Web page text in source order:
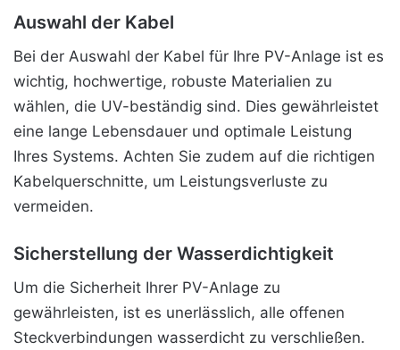
Auswahl der Kabel
Bei der Auswahl der Kabel für Ihre PV-Anlage ist es
wichtig, hochwertige, robuste Materialien zu
wählen, die UV-beständig sind. Dies gewährleistet
eine lange Lebensdauer und optimale Leistung
Ihres Systems. Achten Sie zudem auf die richtigen
Kabelquerschnitte, um Leistungsverluste zu
vermeiden.
Sicherstellung der Wasserdichtigkeit
Um die Sicherheit Ihrer PV-Anlage zu
gewährleisten, ist es unerlässlich, alle offenen
Steckverbindungen wasserdicht zu verschließen.